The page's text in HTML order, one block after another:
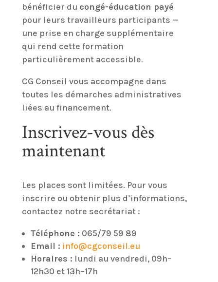
bénéficier du congé-éducation payé
pour leurs travailleurs participants —
une prise en charge supplémentaire
qui rend cette formation
particulièrement accessible.
CG Conseil vous accompagne dans
toutes les démarches administratives
liées au financement.
Inscrivez-vous dès
maintenant
Les places sont limitées. Pour vous
inscrire ou obtenir plus d’informations,
contactez notre secrétariat :
Téléphone : 065/79 59 89
Email : info@cgconseil.eu
Horaires : lundi au vendredi, 09h–
12h30 et 13h–17h